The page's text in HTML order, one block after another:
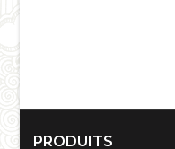
PRODUITS